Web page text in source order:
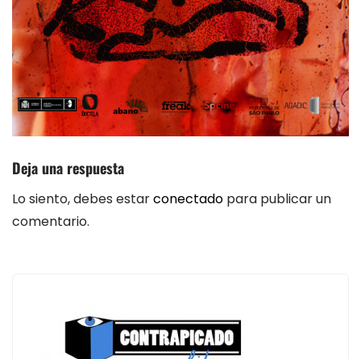
Deja una respuesta
Lo siento, debes estarconectado para publicar un
comentario.